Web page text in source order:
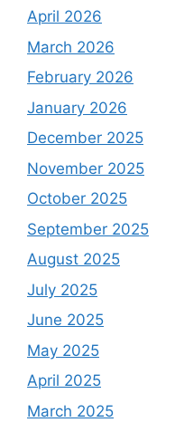
April 2026
March 2026
February 2026
January 2026
December 2025
November 2025
October 2025
September 2025
August 2025
July 2025
June 2025
May 2025
April 2025
March 2025